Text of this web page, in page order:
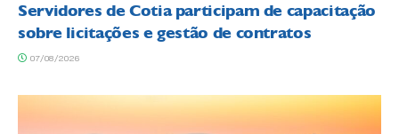
Servidores de Cotia participam de capacitação
sobre licitações e gestão de contratos
07/08/2026